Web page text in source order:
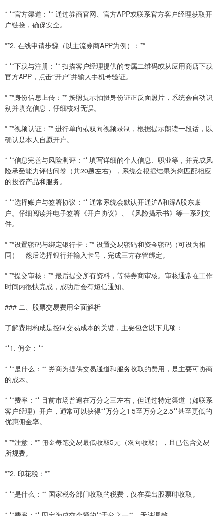
* **官方渠道：** 通过券商官网、官方APP或联系官方客户经理获取开
户链接，确保安全。
**2. 在线申请步骤（以主流券商APP为例）：**
* **下载与注册：** 扫描客户经理提供的专属二维码或从应用商店下载
官方APP，点击“开户”并输入手机号验证。
* **身份信息上传：** 按照提示拍摄身份证正反面照片，系统会自动识
别并填充信息，仔细核对无误。
* **视频认证：** 进行单向或双向视频录制，根据提示朗读一段话，以
确认是本人自愿开户。
* **信息完善与风险测评：** 填写详细的个人信息、职业等，并完成风
险承受能力评估问卷（共20题左右），系统会根据结果为您匹配相应
的投资产品和服务。
* **选择账户与签署协议：** 通常系统会默认开通沪A和深A股东账
户。仔细阅读并电子签署《开户协议》、《风险揭示书》等一系列文
件。
* **设置密码与绑定银行卡：** 设置交易密码和资金密码（可设为相
同），然后选择银行并输入卡号，完成三方存管绑定。
* **提交审核：** 最后提交所有资料，等待券商审核。审核通常在工作
时间内很快完成，成功后会有短信通知。
### 二、股票交易费用全面解析
了解费用构成是控制交易成本的关键，主要包含以下几项：
**1. 佣金：**
* **是什么：** 券商为提供交易通道和服务收取的费用，是主要可协商
的成本。
* **费率：** 目前市场普遍在万分之三左右，但通过特定渠道（如联系
客户经理）开户，通常可以获得**万分之1.5至万分之2.5**甚至更低的
优惠佣金率。
* **注意：** 佣金每笔交易最低收取5元（双向收取），且已包含交易
所规费。
**2. 印花税：**
* **是什么：** 国家税务部门收取的税费，仅在卖出股票时收取。